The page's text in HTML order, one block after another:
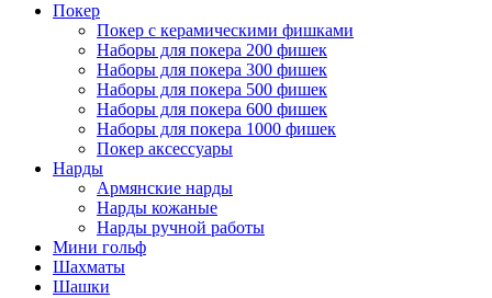
Покер
Покер с керамическими фишками
Наборы для покера 200 фишек
Наборы для покера 300 фишек
Наборы для покера 500 фишек
Наборы для покера 600 фишек
Наборы для покера 1000 фишек
Покер аксессуары
Нарды
Армянские нарды
Нарды кожаные
Нарды ручной работы
Мини гольф
Шахматы
Шашки